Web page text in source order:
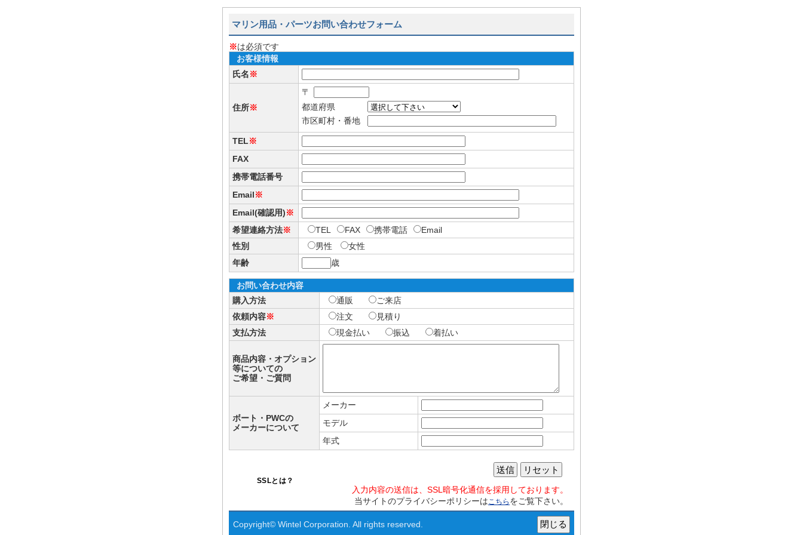
マリン用品・パーツお問い合わせフォーム
※は必須です
お客様情報
氏名※
住所※
〒
都道府県
市区町村・番地
TEL※
FAX
携帯電話番号
Email※
Email(確認用)※
希望連絡方法※ TEL FAX 携帯電話
Email
性別
男性
女性
年齢
歳
お問い合わせ内容
購入方法
通販
ご来店
依頼内容※ 注文
見積り
支払方法
現金払い 振込 着払い
商品内容・オプション
等についての
ご希望・ご質問
ボート・PWCの
メーカーについて
メーカー
モデル
年式
SSLとは？
リセット
送信
入力内容の送信は、SSL暗号化通信を採用しております。
当サイトのプライバシーポリシーはこちら をご覧下さい。
Copyright© Wintel Corporation. All rights reserved.